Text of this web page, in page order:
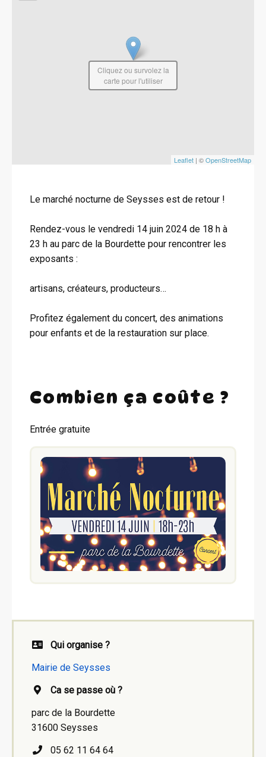
Leaflet | ©OpenStreetMap
Cliquez ou survolez la
carte pour l'utiliser
Le marché nocturne de Seysses est de retour !
Rendez-vous le vendredi 14 juin 2024 de 18 h à
23 h au parc de la Bourdette pour rencontrer les
exposants :
artisans, créateurs, producteurs…
Profitez également du concert, des animations
pour enfants et de la restauration sur place.
Combien ça coûte ?
Entrée gratuite
Qui organise ?
Mairie de Seysses
Ca se passe où ?
parc de la Bourdette
31600 Seysses
05 62 11 64 64